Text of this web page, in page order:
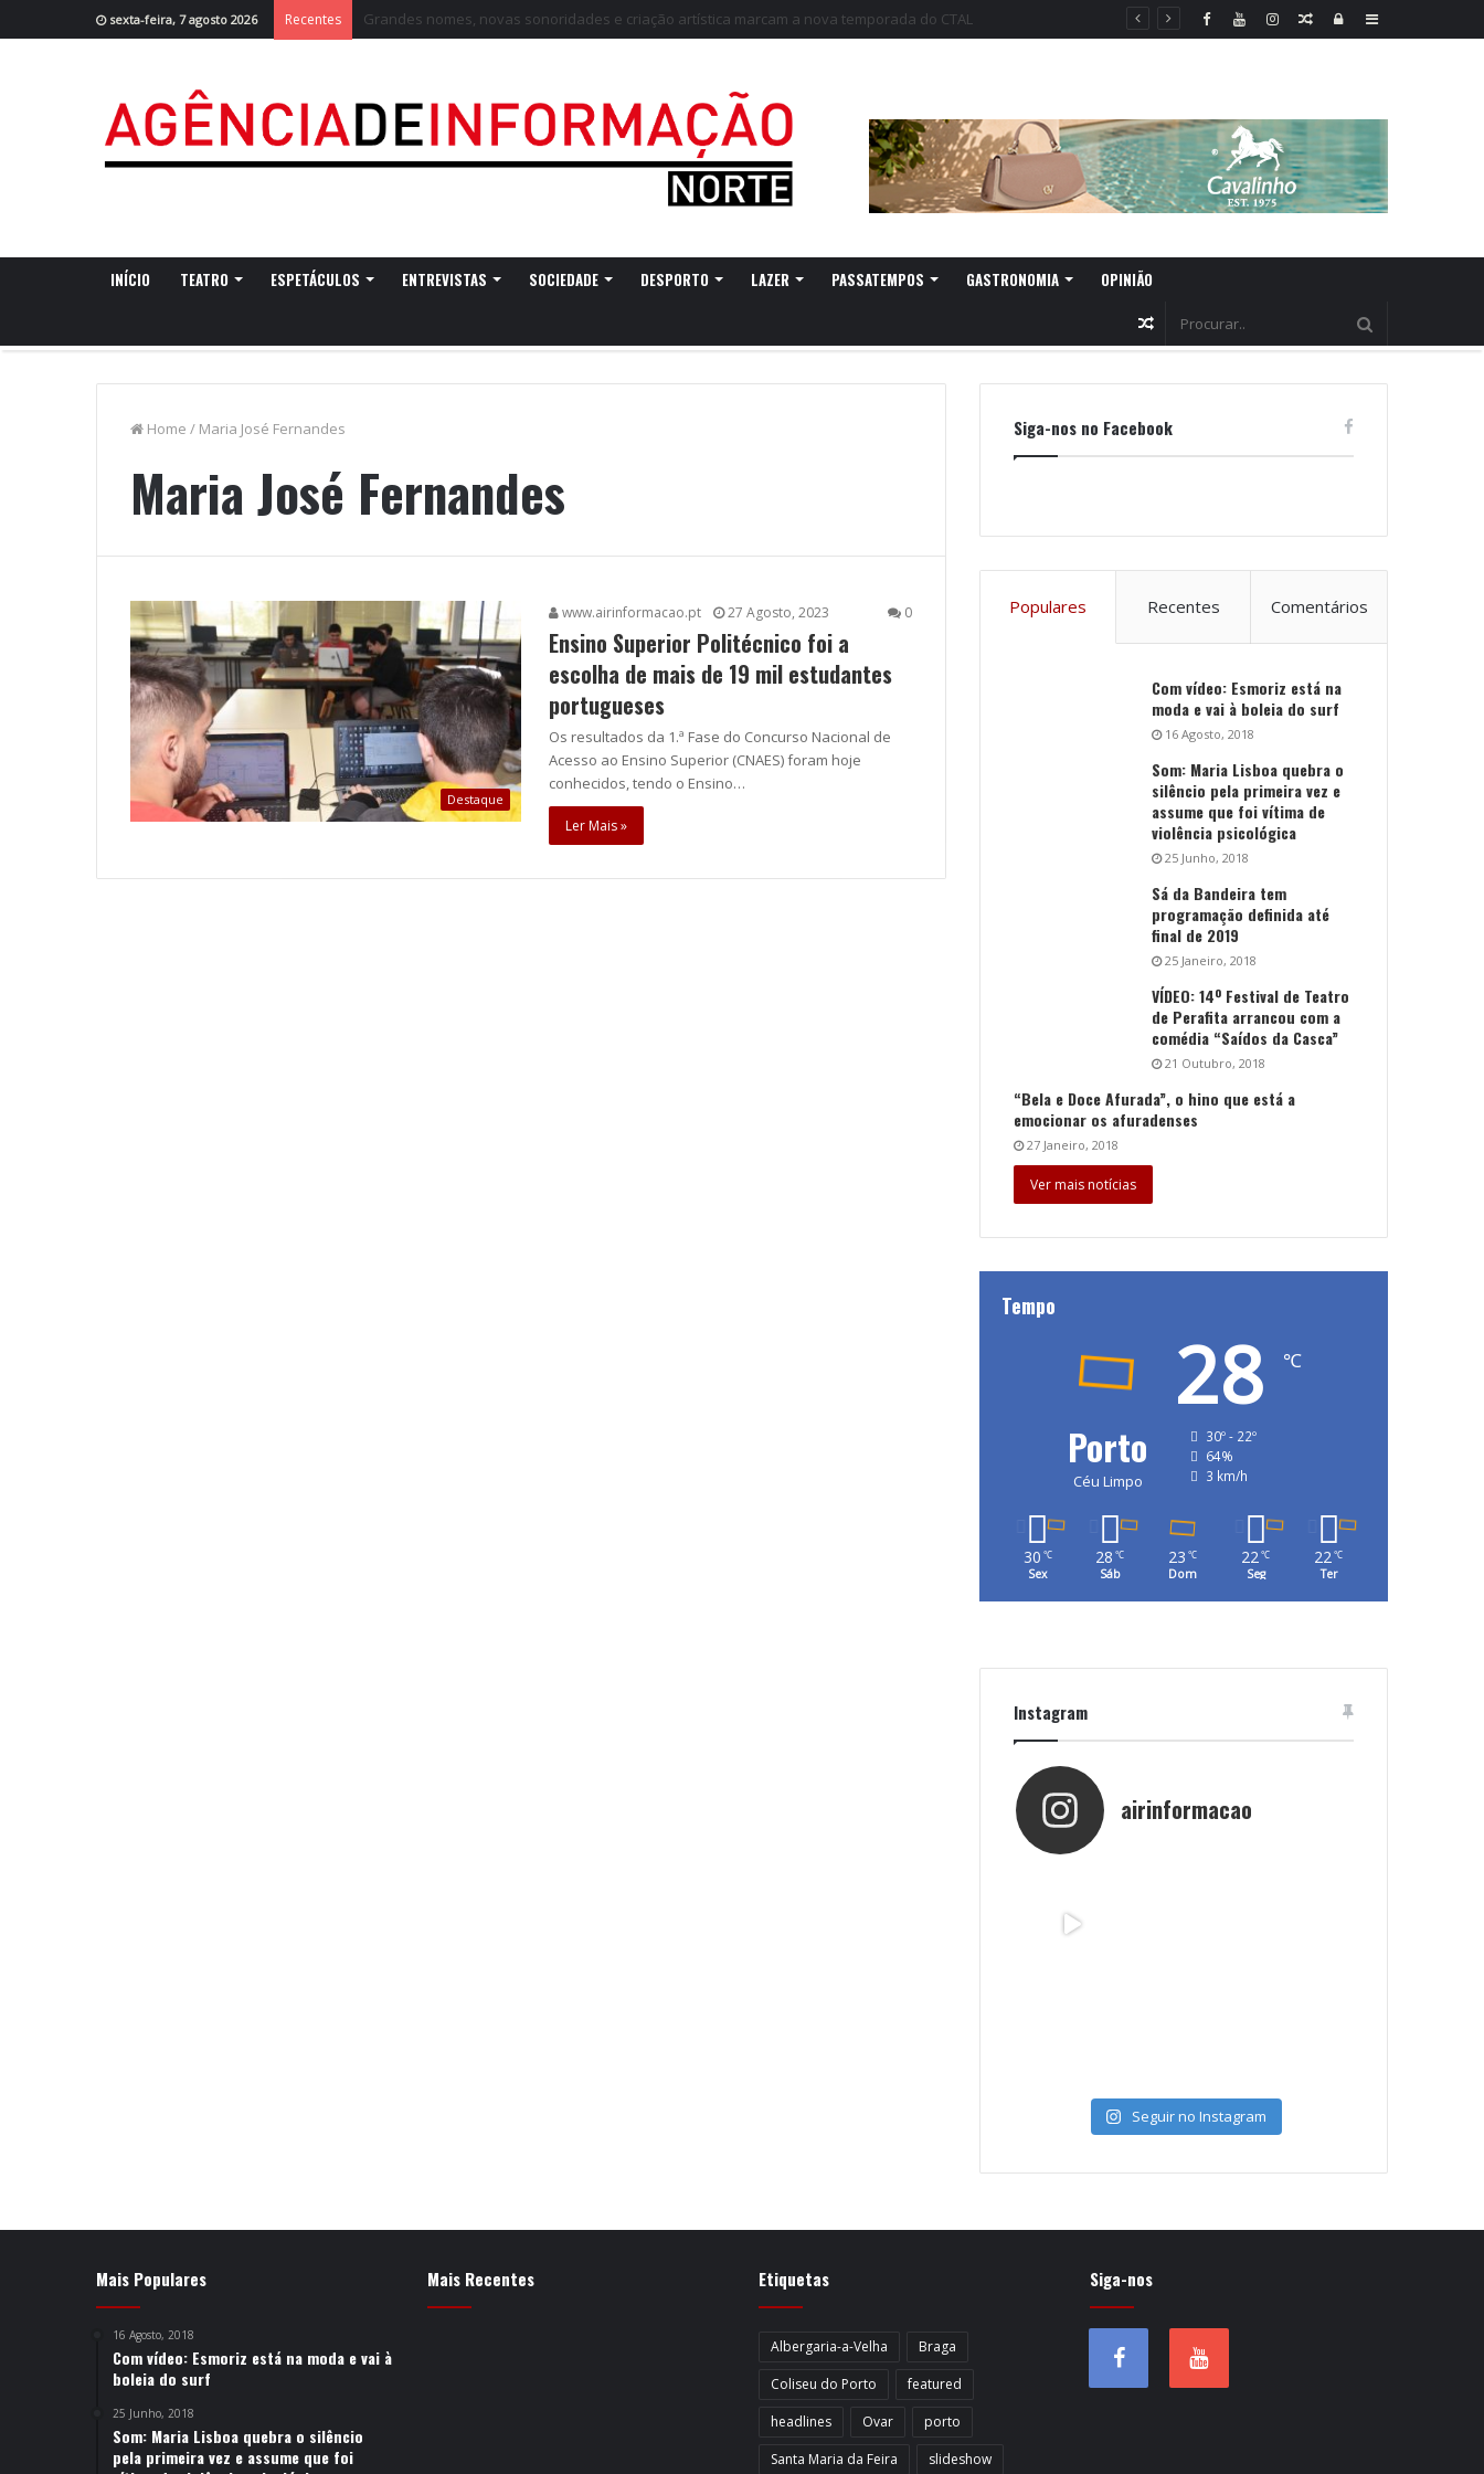
sexta-feira, 7 agosto 2026 Recentes Viagem Medieval: “O Discurso do Rei” esgota diariamente no castelo de Santa Maria da Feira Sidebar
Log
Random
INÍCIO TEATRO ESPETÁCULOS ENTREVISTAS SOCIEDADE DESPORTO LAZER PASSATEMPOS GASTRONOMIA OPINIÃO
Random
Home / Maria José Fernandes
Maria José Fernandes
Destaque
www.airinformacao.pt 27 Agosto, 2023 0
Ensino Superior Politécnico foi a
escolha de mais de 19 mil estudantes
portugueses
Os resultados da 1.ª Fase do Concurso Nacional de
Acesso ao Ensino Superior (CNAES) foram hoje
conhecidos, tendo o Ensino…
Ler Mais »
Siga-nos no Facebook
Populares Recentes Comentários
Com vídeo: Esmoriz está na
moda e vai à boleia do surf
16 Agosto, 2018
Som: Maria Lisboa quebra o
silêncio pela primeira vez e
assume que foi vítima de
violência psicológica
25 Junho, 2018
Sá da Bandeira tem
programação definida até
final de 2019
25 Janeiro, 2018
VÍDEO: 14º Festival de Teatro
de Perafita arrancou com a
comédia “Saídos da Casca”
21 Outubro, 2018
“Bela e Doce Afurada”, o hino que está a
emocionar os afuradenses
27 Janeiro, 2018
Ver mais notícias
Tempo
Porto
Céu Limpo
28 ℃
30º - 22º
64%
3 km/h
30 ℃
Sex
28 ℃
Sáb
23 ℃
Dom
22℃
Seg
22℃
Ter
Instagram
airinformacao
Seguir no Instagram
Mais Populares
16 Agosto, 2018
Com vídeo: Esmoriz está na moda e vai à
boleia do surf
25 Junho, 2018
Som: Maria Lisboa quebra o silêncio
pela primeira vez e assume que foi
Mais Recentes Etiquetas
Albergaria-a-Velha
Braga
Coliseu do Porto
featured
headlines
Ovar
porto
Santa Maria da Feira
slideshow
Siga-nos